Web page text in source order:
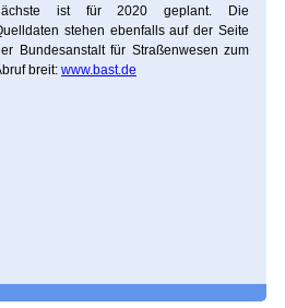
ist für 2020 geplant. Die
stehen ebenfalls auf der Seite
Bundesanstalt für Straßenwesen zum
breit: www.bast.de